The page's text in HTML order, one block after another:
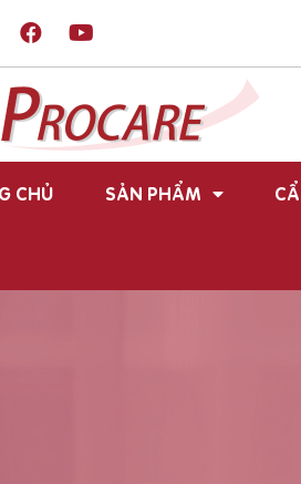
CHỦ SẢN PHẨM